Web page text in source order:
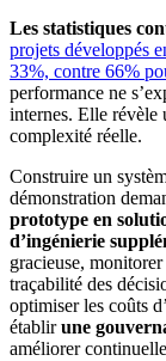
Les statistiques
projets développés
33%, contre 66%
performance ne
internes. Elle révèle
complexité réelle.
Construire un
démonstration
prototype en
d’ingénierie
gracieuse,
traçabilité des
optimiser les coûts
établirune
améliorer